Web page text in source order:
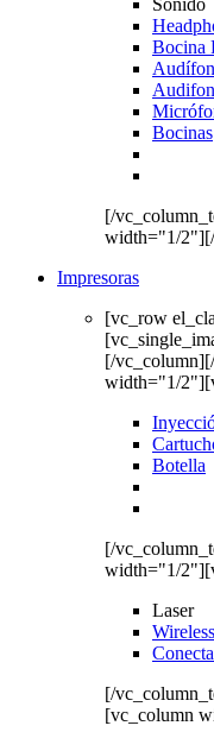
Sonido
Bocina
Bocinas
[/
width="1/
Impresoras
[vc_row
[/
width="1/
Botella
[/
width="1/
Laser
Wireless
[/
[vc_column